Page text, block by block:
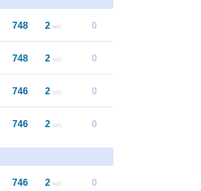
748 2 м/с 0
748 2 м/с 0
746 2 м/с 0
746 2 м/с 0
746 2 м/с 0